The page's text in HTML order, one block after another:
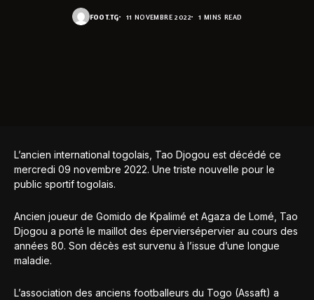
FOOT.TG 11 NOVEMBRE 2022 1 MINS READ
L’ancien international togolais, Tao Djogou est décédé ce
mercredi 09 novembre 2022. Une triste nouvelle pour le
public sportif togolais.
Ancien joueur de Gomido de Kpalimé et Agaza de Lomé, Tao
Djogou a porté le maillot des éperviersépervier au cours des
années 80. Son décès est survenu à l’issue d’une longue
maladie.
L’association des anciens footballeurs du Togo (Assaft) a